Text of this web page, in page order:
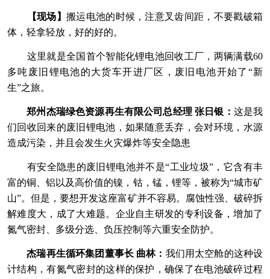
【现场】 搬运电池的时候，注意叉齿间距，不要戳破箱
体，轻拿轻放，好的好的。
这里就是全国首个智能化锂电池回收工厂，两辆满载60
多吨废旧锂电池的大货车开进厂区，废旧电池开始了“新
生”之旅。
郑州杰瑞绿色资源再生有限公司总经理 张日银： 这是我
们回收回来的废旧锂电池，如果随意丢弃，会对环境，水源
造成污染，并且会发生火灾爆炸等安全隐患
有安全隐患的废旧锂电池并不是“工业垃圾”，它含有丰
富的铜、铝以及高价值的镍，钴，锰，锂等，被称为“城市矿
山”。但是，要想开发这座富矿并不容易。腐蚀性强、破碎拆
解难度大，成了大难题。企业自主研发的专利设备，增加了
氮气密封、多级分选、负压控制等六重安全防护。
杰瑞再生循环集团董事长 曲林： 我们用太空舱的这种设
计结构，有氮气密封的这样的保护，确保了在电池破碎过程